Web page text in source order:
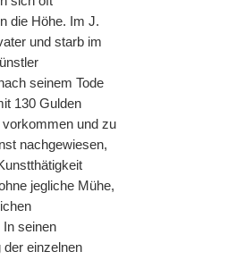
die Höhe. Im J.
und starb im
seinem Tode
130 Gulden
vorkommen und zu
nachgewiesen,
jegliche Mühe,
seinen
einzelnen